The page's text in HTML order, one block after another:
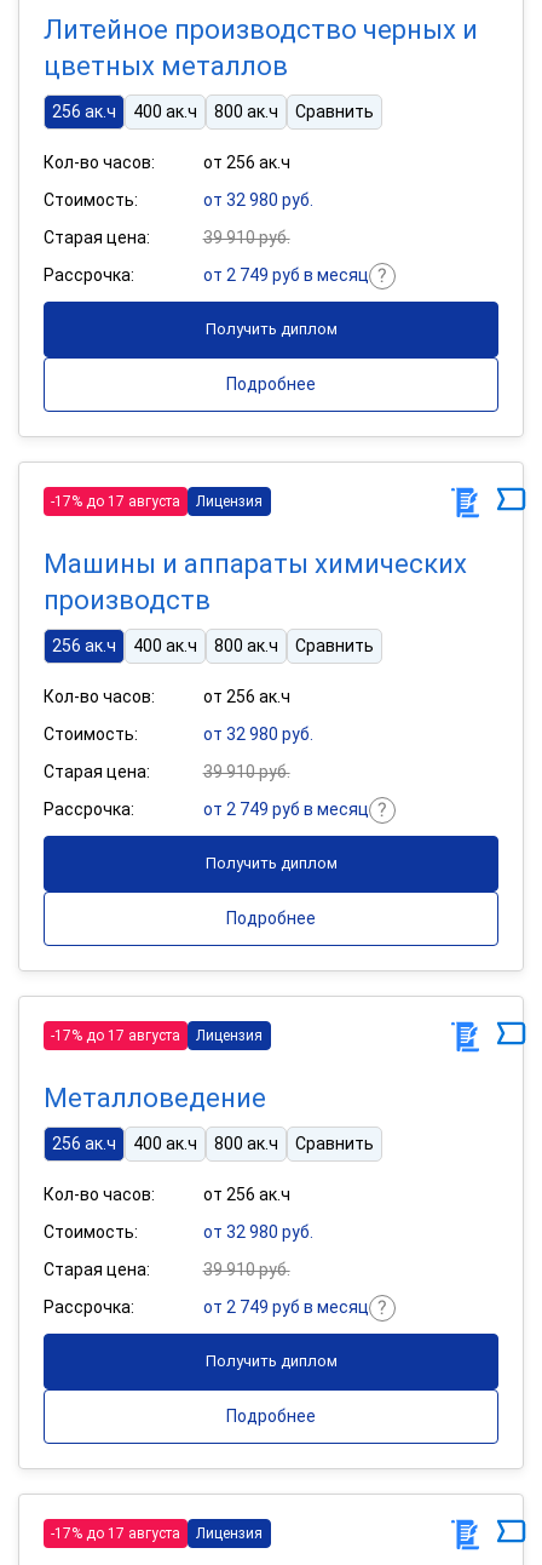
Литейное производство черных и
цветных металлов
256 ак.ч 400 ак.ч 800 ак.ч Сравнить
Кол-во часов:
от 256 ак.ч
Стоимость:
от 32 980 руб.
Старая цена:
39 910 руб.
Рассрочка:
от 2 749 руб в месяц
Получить диплом
Подробнее
-17% до 17 августа Лицензия
Машины и аппараты химических
производств
256 ак.ч 400 ак.ч 800 ак.ч Сравнить
Кол-во часов:
от 256 ак.ч
Стоимость:
от 32 980 руб.
Старая цена:
39 910 руб.
Рассрочка:
от 2 749 руб в месяц
Получить диплом
Подробнее
-17% до 17 августа Лицензия
Металловедение
256 ак.ч 400 ак.ч 800 ак.ч Сравнить
Кол-во часов:
от 256 ак.ч
Стоимость:
от 32 980 руб.
Старая цена:
39 910 руб.
Рассрочка:
от 2 749 руб в месяц
Получить диплом
Подробнее
-17% до 17 августа Лицензия